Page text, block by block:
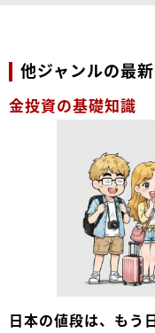
他ジャンルの最
金投資の基礎知識
日本の値段は、もう